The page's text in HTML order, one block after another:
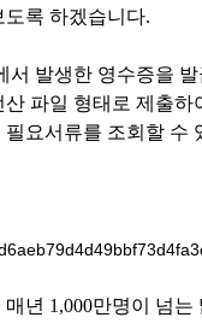
록 하겠습니다.
서 발생한 영수증을
파일 형태로 제출
요서류를 조회할 수
년 1,000만명이 넘